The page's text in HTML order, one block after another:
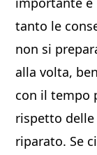
tanto le
non si
alla volta,
con il tempo
rispetto
riparato. Se